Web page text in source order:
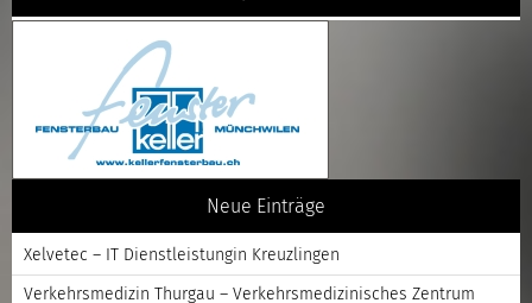
Neue Einträge
Xelvetec – IT Dienstleistungin Kreuzlingen
Verkehrsmedizin Thurgau – Verkehrsmedizinisches Zentrum